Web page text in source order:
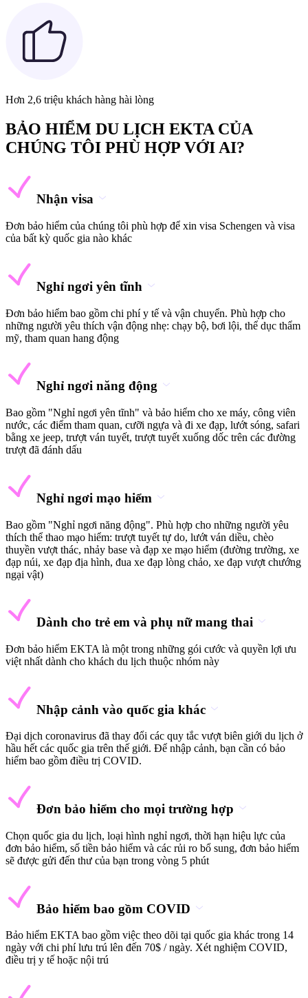
Hơn 2,6 triệu khách hàng hài lòng
BẢO HIỂM DU LỊCH EKTA CỦA
CHÚNG TÔI PHÙ HỢP VỚI AI?
Nhận visa
Đơn bảo hiểm của chúng tôi phù hợp để xin visa Schengen và visa
của bất kỳ quốc gia nào khác
Nghỉ ngơi yên tĩnh
Đơn bảo hiểm bao gồm chi phí y tế và vận chuyển. Phù hợp cho
những người yêu thích vận động nhẹ: chạy bộ, bơi lội, thể dục thẩm
mỹ, tham quan hang động
Nghỉ ngơi năng động
Bao gồm "Nghỉ ngơi yên tĩnh" và bảo hiểm cho xe máy, công viên
nước, các điểm tham quan, cưỡi ngựa và đi xe đạp, lướt sóng, safari
bằng xe jeep, trượt ván tuyết, trượt tuyết xuống dốc trên các đường
trượt đã đánh dấu
Nghỉ ngơi mạo hiểm
Bao gồm "Nghỉ ngơi năng động". Phù hợp cho những người yêu
thích thể thao mạo hiểm: trượt tuyết tự do, lướt ván diều, chèo
thuyền vượt thác, nhảy base và đạp xe mạo hiểm (đường trường, xe
đạp núi, xe đạp địa hình, đua xe đạp lòng chảo, xe đạp vượt chướng
ngại vật)
Dành cho trẻ em và phụ nữ mang thai
Đơn bảo hiểm EKTA là một trong những gói cước và quyền lợi ưu
việt nhất dành cho khách du lịch thuộc nhóm này
Nhập cảnh vào quốc gia khác
Đại dịch coronavirus đã thay đổi các quy tắc vượt biên giới du lịch ở
hầu hết các quốc gia trên thế giới. Để nhập cảnh, bạn cần có bảo
hiểm bao gồm điều trị COVID.
Đơn bảo hiểm cho mọi trường hợp
Chọn quốc gia du lịch, loại hình nghỉ ngơi, thời hạn hiệu lực của
đơn bảo hiểm, số tiền bảo hiểm và các rủi ro bổ sung, đơn bảo hiểm
sẽ được gửi đến thư của bạn trong vòng 5 phút
Bảo hiểm bao gồm COVID
Bảo hiểm EKTA bao gồm việc theo dõi tại quốc gia khác trong 14
ngày với chi phí lưu trú lên đến 70$ / ngày. Xét nghiệm COVID,
điều trị y tế hoặc nội trú